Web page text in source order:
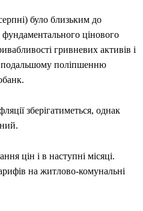
було близьким до
цінового
гривневих активів і
подальшому поліпшенню
зберігатиметься, однак
цін і в наступні місяці.
на житлово-комунальні